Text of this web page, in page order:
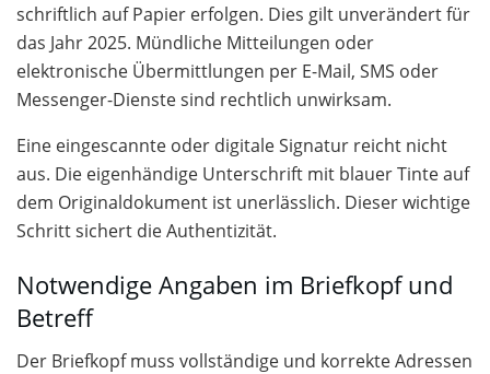
schriftlich auf Papier erfolgen. Dies gilt unverändert für
das Jahr 2025. Mündliche Mitteilungen oder
elektronische Übermittlungen per E-Mail, SMS oder
Messenger-Dienste sind rechtlich unwirksam.
Eine eingescannte oder digitale Signatur reicht nicht
aus. Die eigenhändige Unterschrift mit blauer Tinte auf
dem Originaldokument ist unerlässlich. Dieser wichtige
Schritt sichert die Authentizität.
Notwendige Angaben im Briefkopf und
Betreff
Der Briefkopf muss vollständige und korrekte Adressen